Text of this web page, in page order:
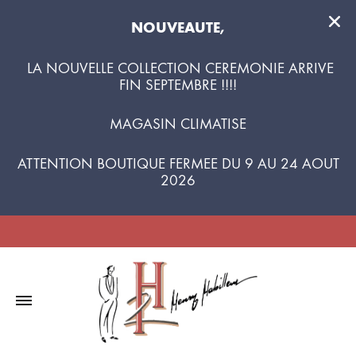
NOUVEAUTE,
LA NOUVELLE COLLECTION CEREMONIE ARRIVE
FIN SEPTEMBRE !!!!
MAGASIN CLIMATISE
ATTENTION BOUTIQUE FERMEE DU 9 AU 24 AOUT
2026